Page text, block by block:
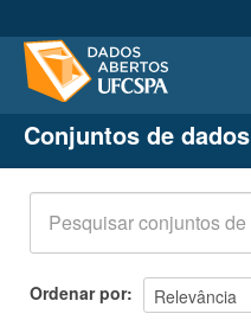
Conjuntos de dados
Organizações
Grupos
Sobre
Conjuntos de dados
Ordenar por